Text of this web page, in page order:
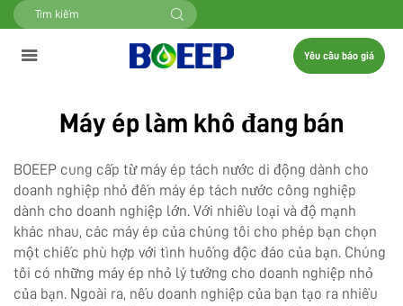
Yêu cầu báo giá
Máy ép làm khô đang bán
BOEEP cung cấp từ máy ép tách nước di động dành cho
doanh nghiệp nhỏ đến máy ép tách nước công nghiệp
dành cho doanh nghiệp lớn. Với nhiều loại và độ mạnh
khác nhau, các máy ép của chúng tôi cho phép bạn chọn
một chiếc phù hợp với tình huống độc đáo của bạn. Chúng
tôi có những máy ép nhỏ lý tưởng cho doanh nghiệp nhỏ
của bạn. Ngoài ra, nếu doanh nghiệp của bạn tạo ra nhiều